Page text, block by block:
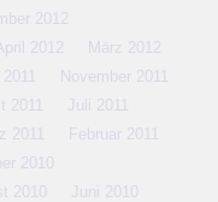
2012
2012
März 2012
November 2011
2011
Juli 2011
2011
Februar 2011
2010
2010 Juni 2010